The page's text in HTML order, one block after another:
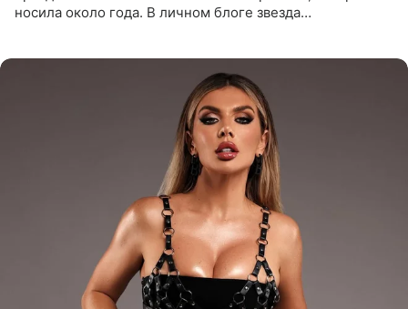
носила около года. В личном блоге звезда